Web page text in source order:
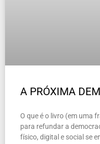
A PRÓXIMA
O que é o livro (em uma
para refundar a
físico, digital e social se